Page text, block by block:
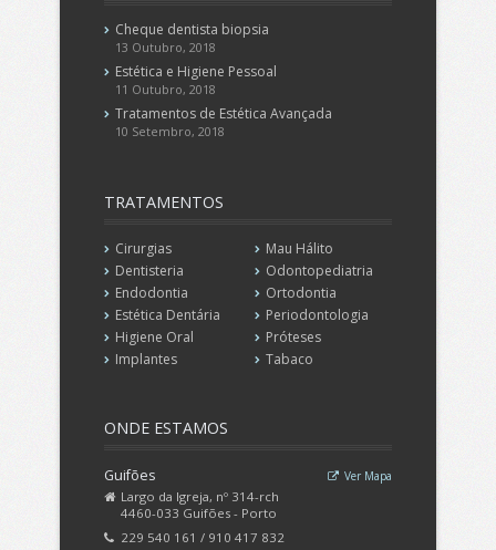
Cheque dentista biopsia
13 Outubro, 2018
Estética e Higiene Pessoal
11 Outubro, 2018
Tratamentos de Estética Avançada
10 Setembro, 2018
TRATAMENTOS
Cirurgias
Dentisteria
Endodontia
Estética Dentária
Higiene Oral
Implantes
Mau Hálito
Odontopediatria
Ortodontia
Periodontologia
Próteses
Tabaco
ONDE ESTAMOS
Guifões Ver Mapa
Largo da Igreja, nº 314-rch
4460-033 Guifões - Porto
229 540 161 / 910 417 832